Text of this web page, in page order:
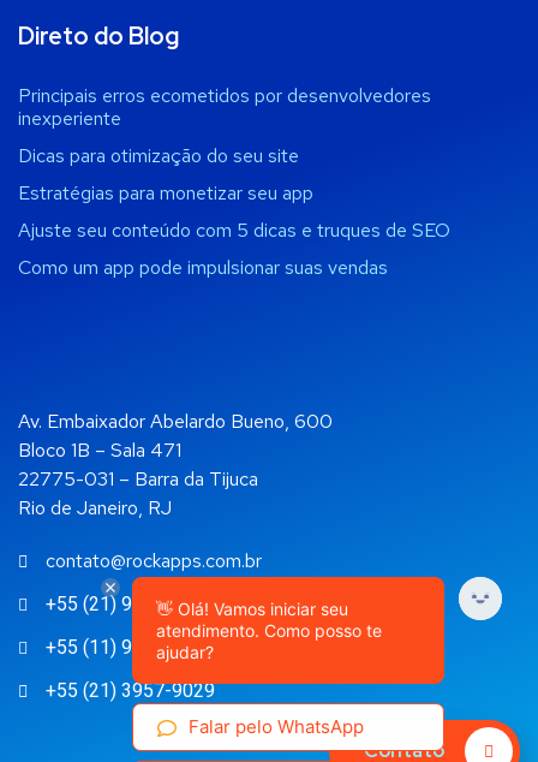
Direto do Blog
Principais erros ecometidos por desenvolvedores
inexperiente
Dicas para otimização do seu site
Estratégias para monetizar seu app
Ajuste seu conteúdo com 5 dicas e truques de SEO
Como um app pode impulsionar suas vendas
Av. Embaixador Abelardo Bueno, 600
Bloco 1B – Sala 471
22775-031 – Barra da Tijuca
Rio de Janeiro, RJ
contato@rockapps.com.br
+55 (21) 99892-4108
+55 (11) 98135-3145
+55 (21) 3957-9029
Contato
👋 Olá! Vamos iniciar seu
atendimento. Como posso te
ajudar?
Falar pelo WhatsApp